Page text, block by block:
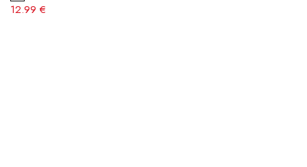
12.99 €